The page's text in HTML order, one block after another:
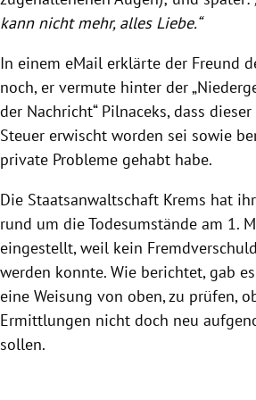
kann nicht mehr, alles Liebe.“
In einem eMail erklärte der Freund
noch, er vermute hinter der
der Nachricht“ Pilnaceks, dass
Steuer erwischt worden sei sowie
private Probleme gehabt habe.
Die Staatsanwaltschaft Krems hat
rund um die Todesumstände am 1.
eingestellt, weil kein
werden konnte. Wie berichtet, gab
eine Weisung von oben, zu prüfen,
Ermittlungen nicht doch neu
sollen.